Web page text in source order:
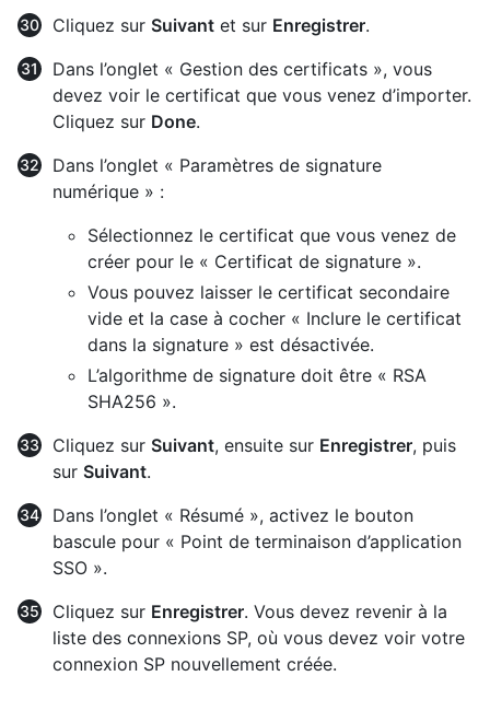
Cliquez sur Suivant et sur Enregistrer.
Dans l’onglet « Gestion des certificats », vous
devez voir le certificat que vous venez d’importer.
Cliquez sur Done.
Dans l’onglet « Paramètres de signature
numérique » :
Sélectionnez le certificat que vous venez de
créer pour le « Certificat de signature ».
Vous pouvez laisser le certificat secondaire
vide et la case à cocher « Inclure le certificat
dans la signature » est désactivée.
L’algorithme de signature doit être « RSA
SHA256 ».
Cliquez sur Suivant, ensuite sur Enregistrer, puis
sur Suivant.
Dans l’onglet « Résumé », activez le bouton
bascule pour « Point de terminaison d’application
SSO ».
Cliquez sur Enregistrer. Vous devez revenir à la
liste des connexions SP, où vous devez voir votre
connexion SP nouvellement créée.